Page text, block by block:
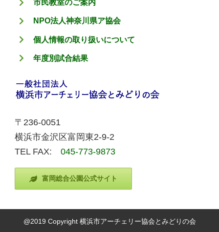
市民教室のご案内
NPO法人神奈川県ア協会
個人情報の取り扱いについて
年度別試合結果
〒236-0051
横浜市金沢区富岡東2-9-2
TEL FAX: 045-773-9873
富岡総合公園公式サイト
@2019 Copyright 横浜市アーチェリー協会とみどりの会